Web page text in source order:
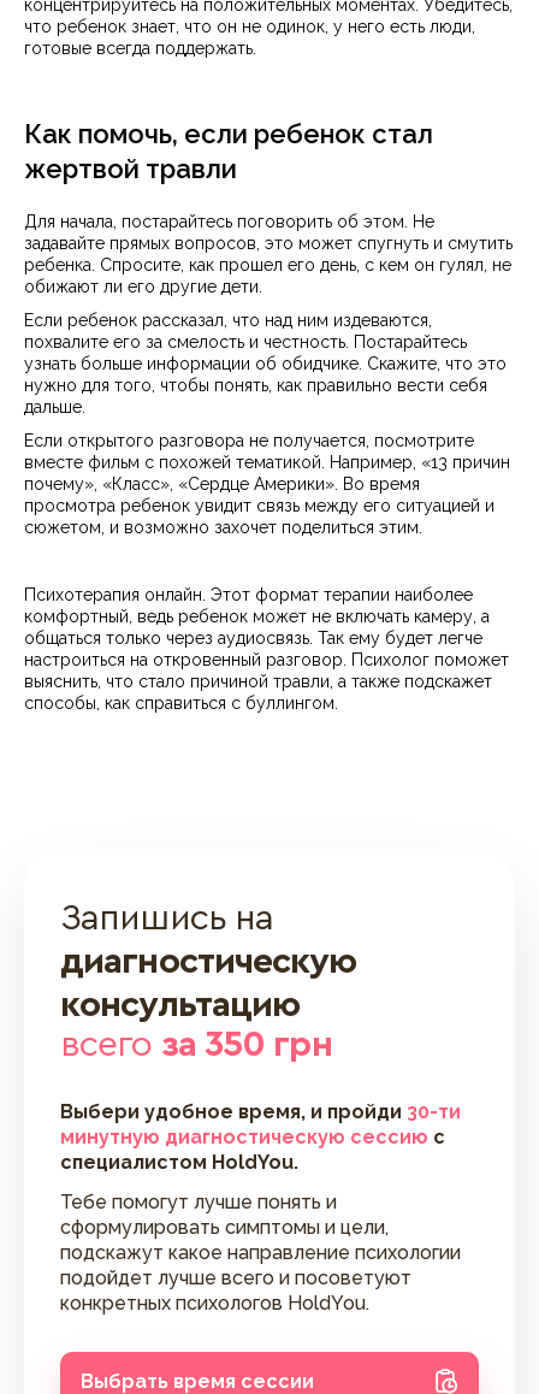
концентрируйтесь на положительных моментах. Убедитесь,
что ребенок знает, что он не одинок, у него есть люди,
готовые всегда поддержать.
Как помочь, если ребенок стал
жертвой травли
Для начала, постарайтесь поговорить об этом. Не
задавайте прямых вопросов, это может спугнуть и смутить
ребенка. Спросите, как прошел его день, с кем он гулял, не
обижают ли его другие дети.
Если ребенок рассказал, что над ним издеваются,
похвалите его за смелость и честность. Постарайтесь
узнать больше информации об обидчике. Скажите, что это
нужно для того, чтобы понять, как правильно вести себя
дальше.
Если открытого разговора не получается, посмотрите
вместе фильм с похожей тематикой. Например, «13 причин
почему», «Класс», «Сердце Америки». Во время
просмотра ребенок увидит связь между его ситуацией и
сюжетом, и возможно захочет поделиться этим.
Психотерапия онлайн. Этот формат терапии наиболее
комфортный, ведь ребенок может не включать камеру, а
общаться только через аудиосвязь. Так ему будет легче
настроиться на откровенный разговор. Психолог поможет
выяснить, что стало причиной травли, а также подскажет
способы, как справиться с буллингом.
Запишись на
диагностическую
консультацию
всего за 350 грн
Выбери удобное время, и пройди 30-ти
минутную диагностическую сессию с
специалистом HoldYou.
Тебе помогут лучше понять и
сформулировать симптомы и цели,
подскажут какое направление психологии
подойдет лучше всего и посоветуют
конкретных психологов HoldYou.
Выбрать время сессии